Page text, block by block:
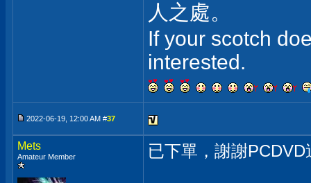
人之處。
If your scotch
interested.
2022-06-19, 12:00 AM #37
Mets
Amateur Member 已下單，謝謝